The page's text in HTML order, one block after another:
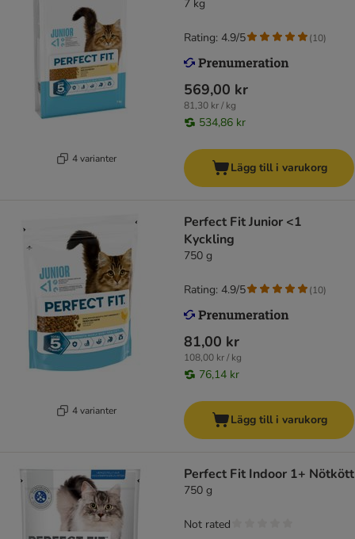
4 varianter
7 kg
569,00 kr
81,30 kr / kg
534,86 kr
Rating: 4.9/5 (10)
Lägg till i varukorg
4 varianter
Perfect Fit Junior <1
Kyckling
750 g
81,00 kr
108,00 kr / kg
76,14 kr
Rating: 4.9/5 (10)
Lägg till i varukorg
Perfect Fit Indoor 1+ Nötkött
750 g
Not rated